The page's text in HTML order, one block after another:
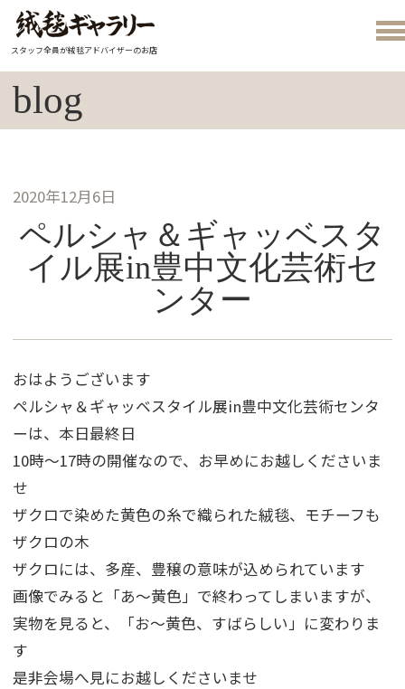
スタッフ全員が絨毯アドバイザーのお店
blog
2020年12月6日
ペルシャ＆ギャッベスタ
イル展in豊中文化芸術セ
ンター
おはようございます
ペルシャ＆ギャッベスタイル展in豊中文化芸術センタ
ーは、本日最終日
10時～17時の開催なので、お早めにお越しくださいま
せ
ザクロで染めた黄色の糸で織られた絨毯、モチーフも
ザクロの木
ザクロには、多産、豊穣の意味が込められています
画像でみると「あ～黄色」で終わってしまいますが、
実物を見ると、「お～黄色、すばらしい」に変わりま
す
是非会場へ見にお越しくださいませ